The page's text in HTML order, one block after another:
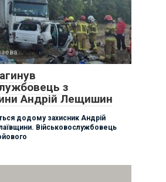
з
Андрій Лещишин
додому захисник Андрій
Військовослужбовець